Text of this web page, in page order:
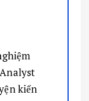
kiến